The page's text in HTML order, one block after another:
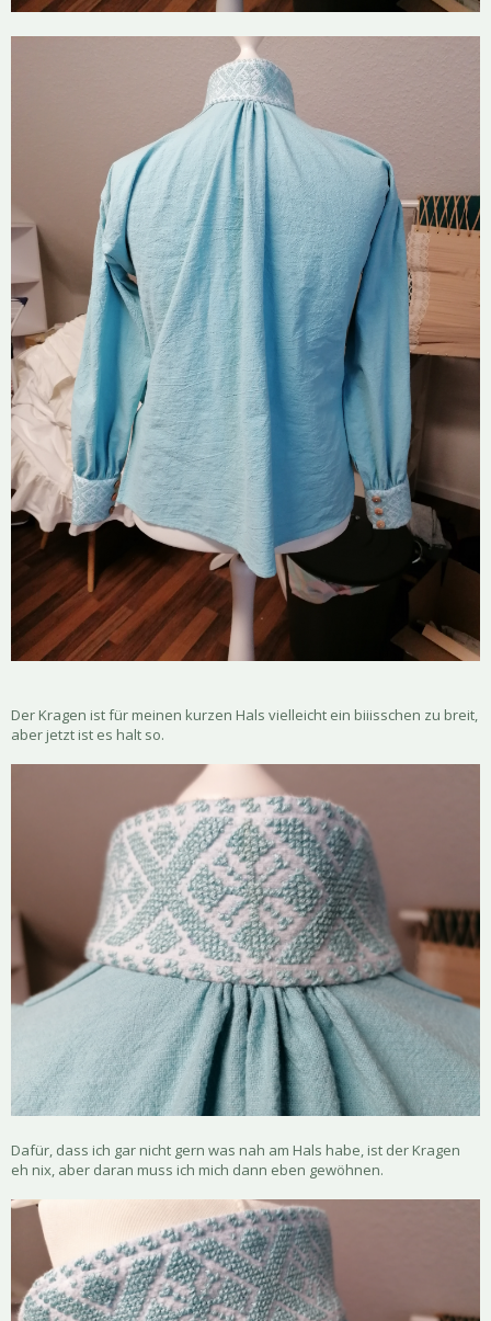
Der Kragen ist für meinen kurzen Hals vielleicht ein biiisschen zu breit,
aber jetzt ist es halt so.
Dafür, dass ich gar nicht gern was nah am Hals habe, ist der Kragen
eh nix, aber daran muss ich mich dann eben gewöhnen.